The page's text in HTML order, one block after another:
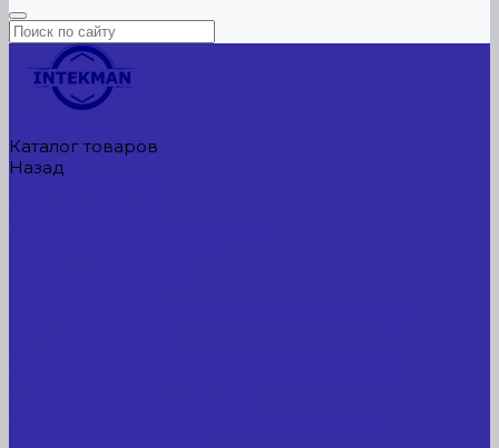
Каталог товаров
Назад